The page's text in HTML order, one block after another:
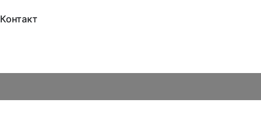
Контакт